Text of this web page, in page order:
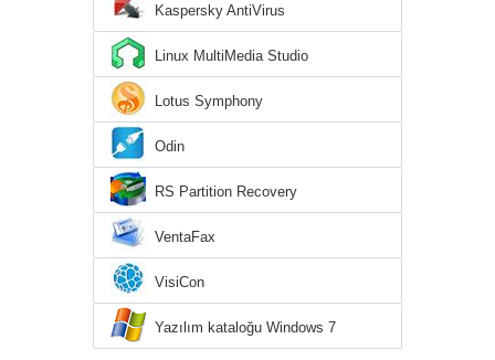
Kaspersky AntiVirus
Linux MultiMedia Studio
Lotus Symphony
Odin
RS Partition Recovery
VentaFax
VisiCon
Yazılım kataloğu Windows 7